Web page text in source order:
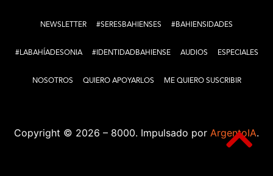
NEWSLETTER #SERESBAHIENSES #BAHIENSIDADES
#LABAHÍADESONIA #IDENTIDADBAHIENSE AUDIOS ESPECIALES
NOSOTROS QUIERO APOYARLOS ME QUIERO SUSCRIBIR
Copyright © 2026 – 8000. Impulsado por ArgentoIA.